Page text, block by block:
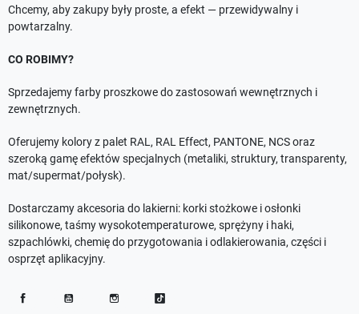
Chcemy, aby zakupy były proste, a efekt — przewidywalny i
powtarzalny.
CO ROBIMY?
Sprzedajemy farby proszkowe do zastosowań wewnętrznych i
zewnętrznych.
Oferujemy kolory z palet RAL, RAL Effect, PANTONE, NCS oraz
szeroką gamę efektów specjalnych (metaliki, struktury, transparenty,
mat/supermat/połysk).
Dostarczamy akcesoria do lakierni: korki stożkowe i osłonki
silikonowe, taśmy wysokotemperaturowe, sprężyny i haki,
szpachlówki, chemię do przygotowania i odlakierowania, części i
osprzęt aplikacyjny.